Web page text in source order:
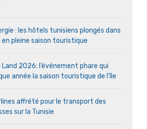
: les hôtels tunisiens plongés dans
en pleine saison touristique
Land 2026: l’événement phare qui
année la saison touristique de l’île
affrété pour le transport des
sur la Tunisie